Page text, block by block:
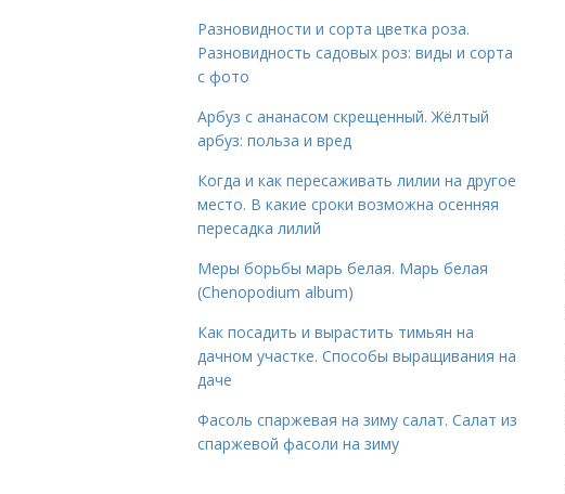
Разновидности и сорта цветка роза.
Разновидность садовых роз: виды и сорта
с фото
Арбуз с ананасом скрещенный. Жёлтый
арбуз: польза и вред
Когда и как пересаживать лилии на другое
место. В какие сроки возможна осенняя
пересадка лилий
Меры борьбы марь белая. Марь белая
(Chenopodium album)
Как посадить и вырастить тимьян на
дачном участке. Способы выращивания на
даче
Фасоль спаржевая на зиму салат. Салат из
спаржевой фасоли на зиму